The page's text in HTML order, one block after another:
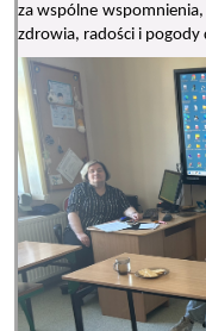
za wspólne
zdrowia, radości i pogody